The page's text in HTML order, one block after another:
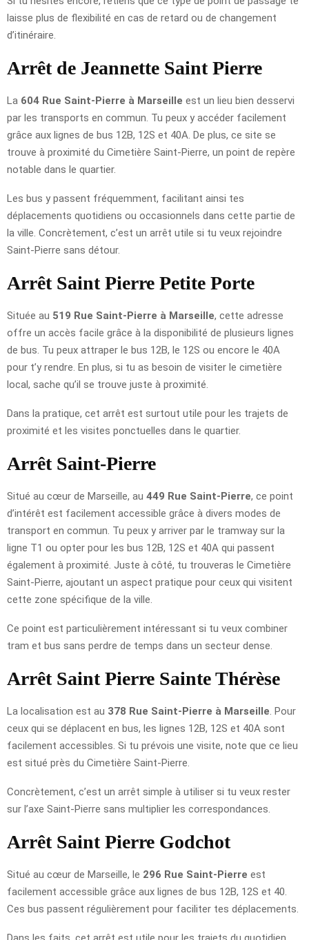
laisse plus de flexibilité en cas de retard ou de changement
d’itinéraire.
Arrêt de Jeannette Saint Pierre
La 604 Rue Saint-Pierre à Marseille est un lieu bien desservi
par les transports en commun. Tu peux y accéder facilement
grâce aux lignes de bus 12B, 12S et 40A. De plus, ce site se
trouve à proximité du Cimetière Saint-Pierre, un point de repère
notable dans le quartier.
Les bus y passent fréquemment, facilitant ainsi tes
déplacements quotidiens ou occasionnels dans cette partie de
la ville. Concrètement, c’est un arrêt utile si tu veux rejoindre
Saint-Pierre sans détour.
Arrêt Saint Pierre Petite Porte
Située au 519 Rue Saint-Pierre à Marseille, cette adresse
offre un accès facile grâce à la disponibilité de plusieurs lignes
de bus. Tu peux attraper le bus 12B, le 12S ou encore le 40A
pour t’y rendre. En plus, si tu as besoin de visiter le cimetière
local, sache qu’il se trouve juste à proximité.
Dans la pratique, cet arrêt est surtout utile pour les trajets de
proximité et les visites ponctuelles dans le quartier.
Arrêt Saint-Pierre
Situé au cœur de Marseille, au 449 Rue Saint-Pierre, ce point
d’intérêt est facilement accessible grâce à divers modes de
transport en commun. Tu peux y arriver par le tramway sur la
ligne T1 ou opter pour les bus 12B, 12S et 40A qui passent
également à proximité. Juste à côté, tu trouveras le Cimetière
Saint-Pierre, ajoutant un aspect pratique pour ceux qui visitent
cette zone spécifique de la ville.
Ce point est particulièrement intéressant si tu veux combiner
tram et bus sans perdre de temps dans un secteur dense.
Arrêt Saint Pierre Sainte Thérèse
La localisation est au 378 Rue Saint-Pierre à Marseille . Pour
ceux qui se déplacent en bus, les lignes 12B, 12S et 40A sont
facilement accessibles. Si tu prévois une visite, note que ce lieu
est situé près du Cimetière Saint-Pierre.
Concrètement, c’est un arrêt simple à utiliser si tu veux rester
sur l’axe Saint-Pierre sans multiplier les correspondances.
Arrêt Saint Pierre Godchot
Situé au cœur de Marseille, le 296 Rue Saint-Pierre est
facilement accessible grâce aux lignes de bus 12B, 12S et 40.
Ces bus passent régulièrement pour faciliter tes déplacements.